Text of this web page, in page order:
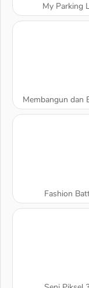
My Parking
Membangun dan
Fashion